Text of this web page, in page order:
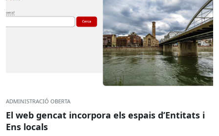
ADMINISTRACIÓ OBERTA
El web gencat incorpora els espais d’Entitats i
Ens locals